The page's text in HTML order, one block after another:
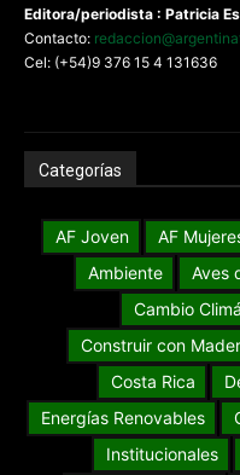
Editora/periodista : Patricia
Contacto:
Cel: (+54)9 376 15 4 131636
Categorías
AF Joven AF
Ambiente
Aves
Cambio
Construir con
Costa Rica
Energías Renovables
Institucionales